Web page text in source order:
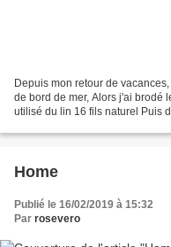
Depuis mon retour de
de bord de mer, Alors j'ai brodé
utilisé du lin 16 fils naturel Puis
Home
Publié le 16/02/2019 à 15:32
Par rosevero